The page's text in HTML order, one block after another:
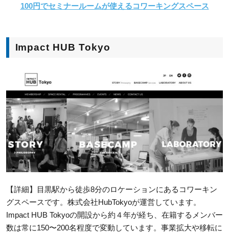
100円でセミナールームが使えるコワーキングスペース
Impact HUB Tokyo
【詳細】目黒駅から徒歩8分のロケーションにあるコワーキン
グスペースです。株式会社HubTokyoが運営しています。
Impact HUB Tokyoの開設から約４年が経ち、在籍するメンバー
数は常に150〜200名程度で変動しています。事業拡大や移転に